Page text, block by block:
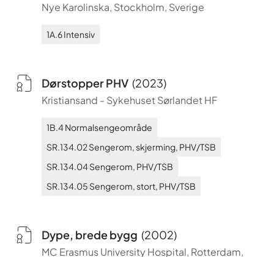
Nye Karolinska, Stockholm, Sverige
1A.6Intensiv
Dørstopper PHV (2023)
Kristiansand - Sykehuset Sørlandet HF
1B.4 Normalsengeområde
SR.134.02Sengerom, skjerming, PHV/TSB
SR.134.04 Sengerom, PHV/TSB
SR.134.05 Sengerom, stort, PHV/TSB
Dype, brede bygg (2002)
MC Erasmus University Hospital, Rotterdam,